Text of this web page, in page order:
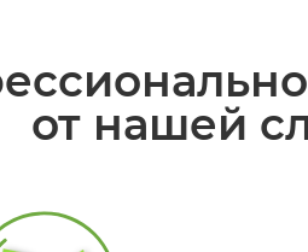
от нашей